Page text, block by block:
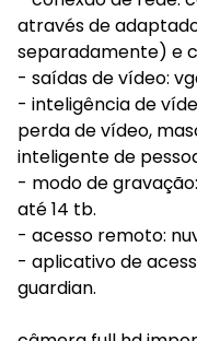
através de
separadamente) e
- saídas de vídeo:
- inteligência de
perda de vídeo,
inteligente de
- modo de
até 14 tb.
- acesso remoto:
- aplicativo de
guardian.